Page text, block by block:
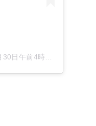
午前4時52分PDT